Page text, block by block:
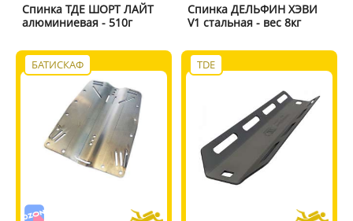
Спинка ТДЕ ШОРТ ЛАЙТ
алюминиевая - 510г
Спинка ДЕЛЬФИН ХЭВИ
V1 стальная - вес 8кг
БАТИСКАФ TDE